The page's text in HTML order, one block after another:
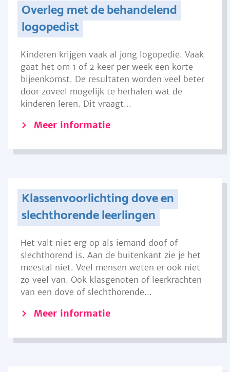
Overleg met de behandelend
logopedist
Kinderen krijgen vaak al jong logopedie. Vaak
gaat het om 1 of 2 keer per week een korte
bijeenkomst. De resultaten worden veel beter
door zoveel mogelijk te herhalen wat de
kinderen leren. Dit vraagt...
Meer informatie
Klassenvoorlichting dove en
slechthorende leerlingen
Het valt niet erg op als iemand doof of
slechthorend is. Aan de buitenkant zie je het
meestal niet. Veel mensen weten er ook niet
zo veel van. Ook klasgenoten of leerkrachten
van een dove of slechthorende...
Meer informatie